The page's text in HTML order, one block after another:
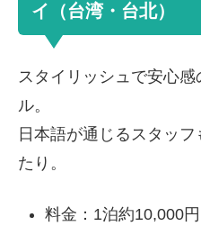
イ（台湾・台北）
スタイリッシュで安心
ル。
日本語が通じるスタッ
たり。
料金：1泊約10,000